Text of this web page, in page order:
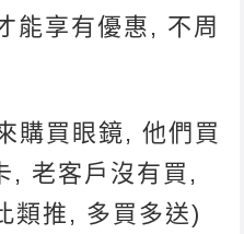
能享有優惠, 不周
購買眼鏡, 他們買
, 老客戶沒有買,
類推, 多買多送)